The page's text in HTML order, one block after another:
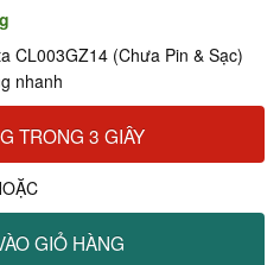
CL003GZ14 (Chưa Pin & Sạc)
nhanh
TRONG 3 GIÂY
GIỎ HÀNG